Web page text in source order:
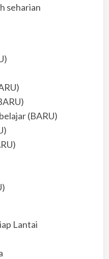
seharian
(BARU)
Lantai